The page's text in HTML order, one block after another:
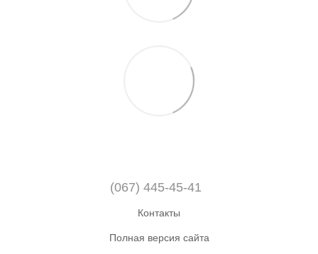
(067) 445-45-41
Контакты
Полная версия сайта